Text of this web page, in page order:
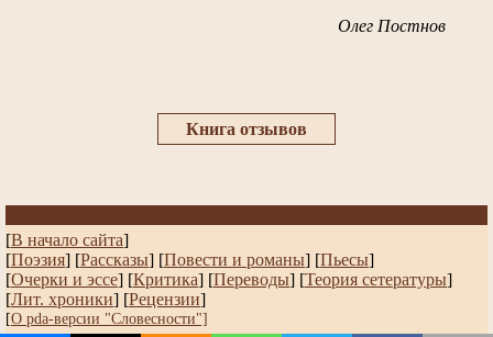
Олег Постнов
Книга отзывов
[В начало сайта]
[Поэзия] [Рассказы] [Повести и романы] [Пьесы]
[Очерки и эссе] [Критика] [Переводы] [Теория сетературы]
[Лит. хроники] [Рецензии]
[О pda-версии "Словесности"]